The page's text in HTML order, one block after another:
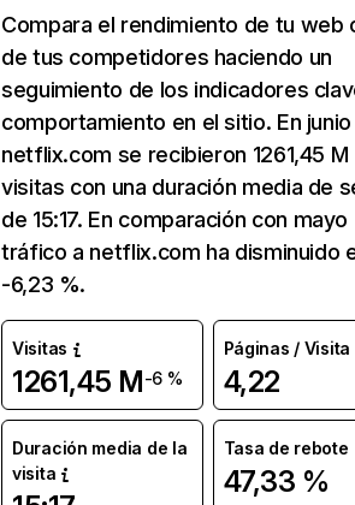
Compara el rendimiento de tu web
de tus competidores haciendo un
seguimiento de los indicadores
comportamiento en el sitio. En junio
netflix.com se recibieron 1261,45 M
visitas con una duración media de
de 15:17. En comparación con mayo
tráfico a netflix.com ha disminuido
-6,23 %.
Visitas
1261,45 M-6 %
Páginas / Visita
4,22
Duración media de la
visita
Tasa de rebote
47,33 %